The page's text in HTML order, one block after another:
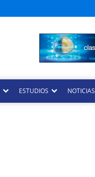
ESTUDIOS NOTICIAS